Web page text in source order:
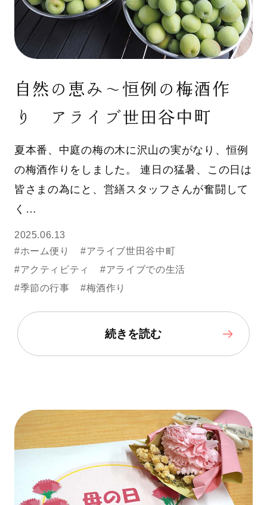
自然の恵み～恒例の梅酒作
り アライブ世田谷中町
夏本番、中庭の梅の木に沢山の実がなり、恒例
の梅酒作りをしました。 連日の猛暑、この日は
皆さまの為にと、営繕スタッフさんが奮闘して
く…
2025.06.13
#ホーム便り
#アライブ世田谷中町
#アクティビティ
#アライブでの生活
#季節の行事
#梅酒作り
続きを読む